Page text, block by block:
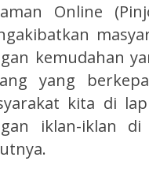
Online
kemudahan
yang
kita di
iklan-iklan